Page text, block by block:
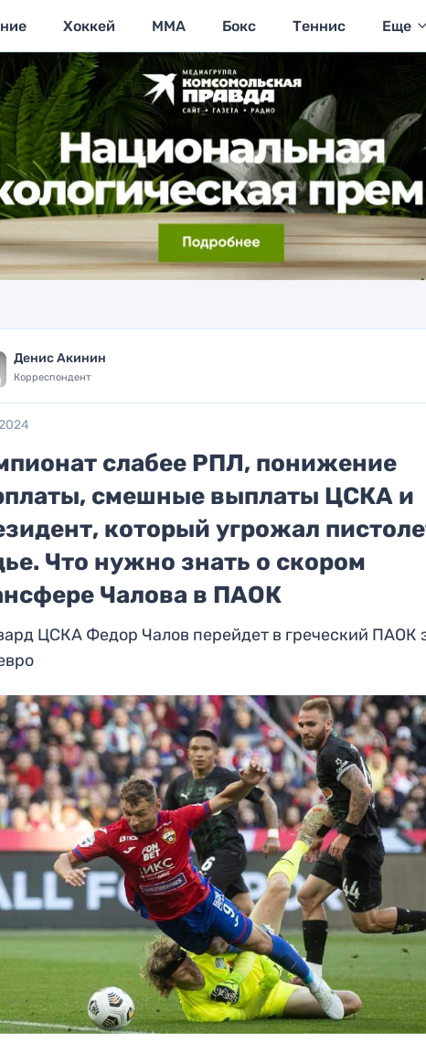
Хоккей MMA Бокс Теннис Еще
Денис Акинин
Корреспондент
слабее РПЛ, понижение
смешные выплаты ЦСКА и
который угрожал
Что нужно знать о скором
Чалова в ПАОК
ЦСКА Федор Чалов перейдет в греческий ПАОК